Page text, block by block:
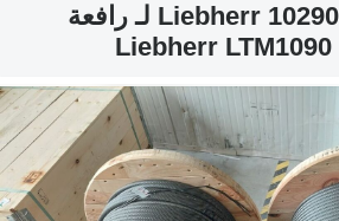
كابل فولاذي Liebherr 10290691 لـ رافعة